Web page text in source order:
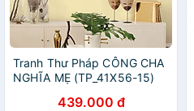
Tranh Thư Pháp CÔNG CHA
NGHĨA MẸ (TP_41X56-15)
439.000 đ